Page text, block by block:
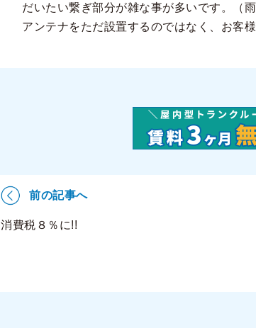
だいたい繋ぎ部分が雑な事が多いです。（
アンテナをただ設置するのではなく、お客
前の記事へ
消費税８％に!!